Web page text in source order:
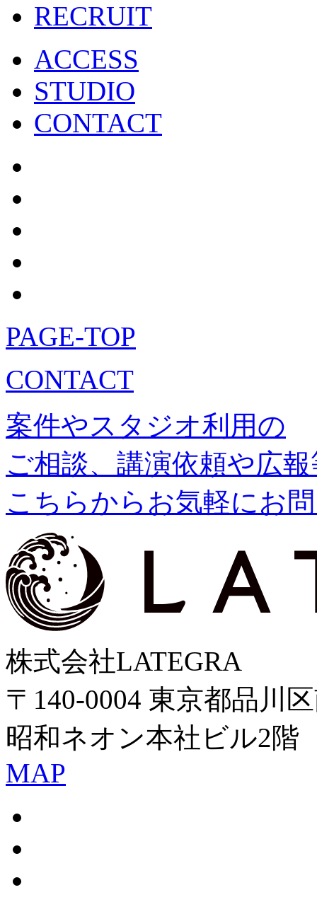
RECRUIT
ACCESS
STUDIO
CONTACT
PAGE-TOP
CONTACT
案件やスタジオ利用の
ご相談、講演依頼や広
こちらからお気軽にお
株式会社LATEGRA
〒140-0004 東京都品川
昭和ネオン本社ビル2階
MAP